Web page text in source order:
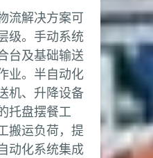
流解决方案可
级。手动系统
台及基础输送
业。半自动化
机、升降设备
托盘摆餐工
搬运负荷，提
动化系统集成